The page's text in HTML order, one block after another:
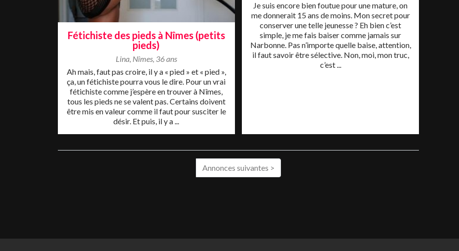
Fétichiste des pieds à Nîmes (petits
pieds)
Lina, Nîmes, 36 ans
Ah mais, faut pas croire, il y a « pied » et « pied »,
ça, un fétichiste pourra vous le dire. Pour un vrai
fétichiste comme j’espère en trouver à Nîmes,
tous les pieds ne se valent pas. Certains doivent
être mis en valeur comme il faut pour susciter le
désir. Et puis, il y a ...
Je suis encore bien foutue pour une mature, on
me donnerait 15 ans de moins. Mon secret pour
conserver une telle jeunesse ? Eh bien c’est
simple, je me fais baiser comme jamais sur
Narbonne. Pas n’importe quelle baise, attention,
il faut savoir être sélective. Non, moi, mon truc,
c’est ...
Annonces suivantes >